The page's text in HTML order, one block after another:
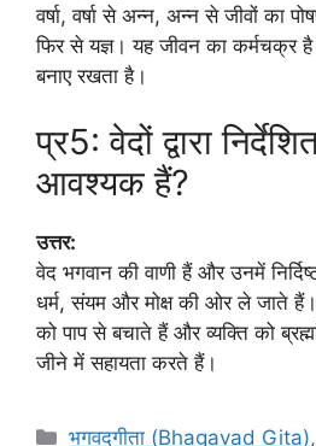
वर्षा, वर्षा से अन्न, अन्न से जीवों का
फिर से यज्ञ। यह जीवन का कर्मचक्र है
बनाए रखता है।
प्र5: वेदों द्वारा
आवश्यक हैं?
उत्तर:
वेद भगवान की वाणी हैं और उनमें
धर्म, संयम और मोक्ष की ओर ले जाते
को पाप से बचाते हैं और व्यक्ति को
जीने में सहायता करते हैं।
C
भगवद्‌गीता (Bhagavad Gita)